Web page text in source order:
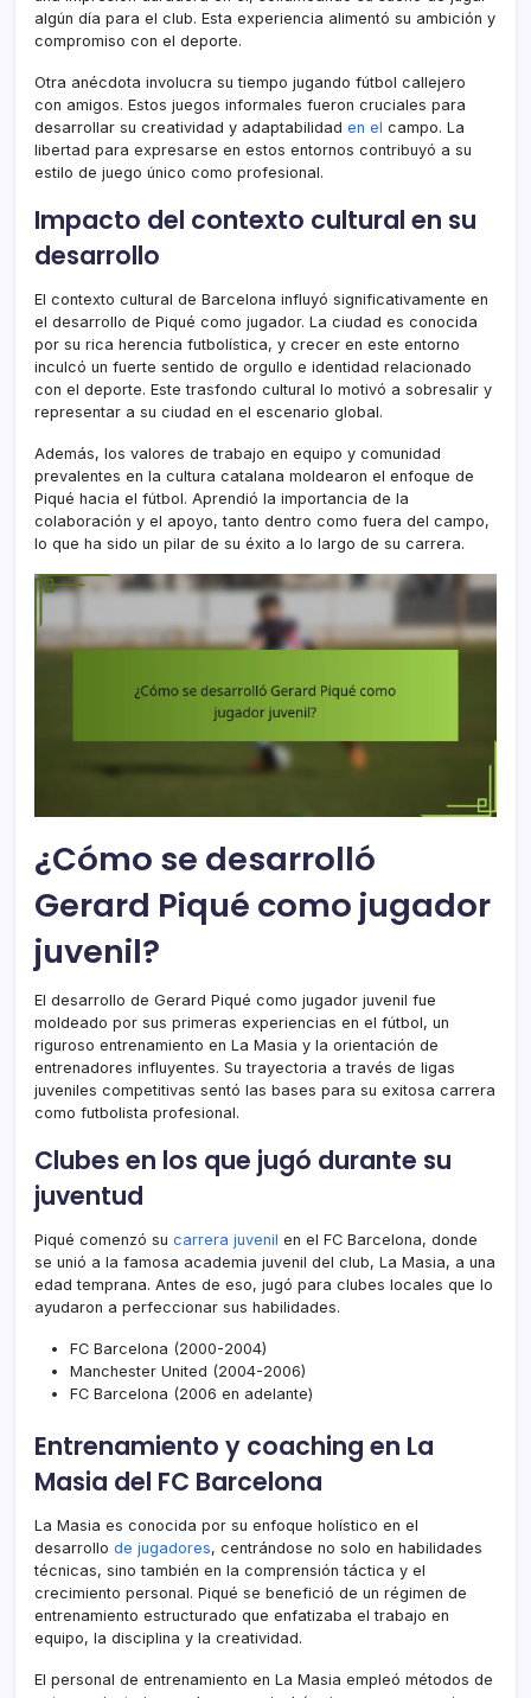
algún día para el club. Esta experiencia alimentó su ambición y
compromiso con el deporte.
Otra anécdota involucra su tiempo jugando fútbol callejero
con amigos. Estos juegos informales fueron cruciales para
desarrollar su creatividad y adaptabilidad en el campo. La
libertad para expresarse en estos entornos contribuyó a su
estilo de juego único como profesional.
Impacto del contexto cultural en su
desarrollo
El contexto cultural de Barcelona influyó significativamente en
el desarrollo de Piqué como jugador. La ciudad es conocida
por su rica herencia futbolística, y crecer en este entorno
inculcó un fuerte sentido de orgullo e identidad relacionado
con el deporte. Este trasfondo cultural lo motivó a sobresalir y
representar a su ciudad en el escenario global.
Además, los valores de trabajo en equipo y comunidad
prevalentes en la cultura catalana moldearon el enfoque de
Piqué hacia el fútbol. Aprendió la importancia de la
colaboración y el apoyo, tanto dentro como fuera del campo,
lo que ha sido un pilar de su éxito a lo largo de su carrera.
¿Cómo se desarrolló
Gerard Piqué como jugador
juvenil?
El desarrollo de Gerard Piqué como jugador juvenil fue
moldeado por sus primeras experiencias en el fútbol, un
riguroso entrenamiento en La Masia y la orientación de
entrenadores influyentes. Su trayectoria a través de ligas
juveniles competitivas sentó las bases para su exitosa carrera
como futbolista profesional.
Clubes en los que jugó durante su
juventud
Piqué comenzó su carrera juvenil en el FC Barcelona, donde
se unió a la famosa academia juvenil del club, La Masia, a una
edad temprana. Antes de eso, jugó para clubes locales que lo
ayudaron a perfeccionar sus habilidades.
FC Barcelona (2000-2004)
Manchester United (2004-2006)
FC Barcelona (2006 en adelante)
Entrenamiento y coaching en La
Masia del FC Barcelona
La Masia es conocida por su enfoque holístico en el
desarrollo de jugadores, centrándose no solo en habilidades
técnicas, sino también en la comprensión táctica y el
crecimiento personal. Piqué se benefició de un régimen de
entrenamiento estructurado que enfatizaba el trabajo en
equipo, la disciplina y la creatividad.
El personal de entrenamiento en La Masia empleó métodos de